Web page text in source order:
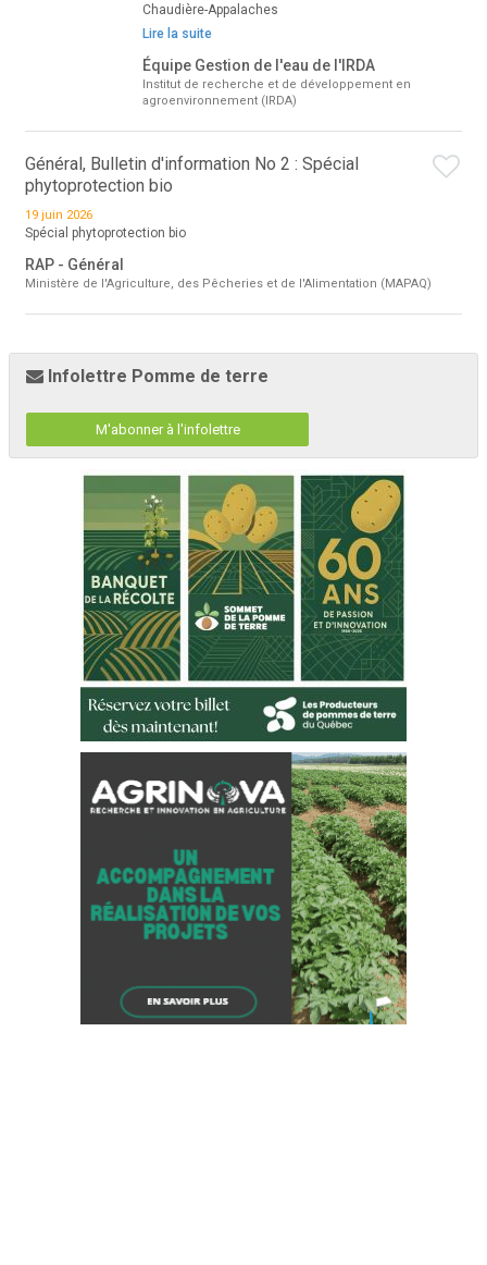
Chaudière-Appalaches
Lire la suite
Équipe Gestion de l'eau de l'IRDA
Institut de recherche et de développement en
agroenvironnement (IRDA)
Général, Bulletin d'information No 2 : Spécial
phytoprotection bio
19 juin 2026
Spécial phytoprotection bio
RAP - Général
Ministère de l'Agriculture, des Pêcheries et de l'Alimentation (MAPAQ)
Infolettre Pomme de terre
M'abonner à l'infolettre